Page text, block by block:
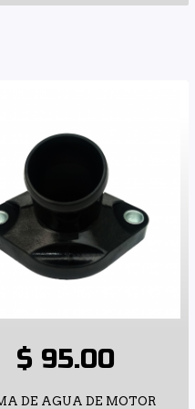
$ 95.00
DE AGUA DE MOTOR